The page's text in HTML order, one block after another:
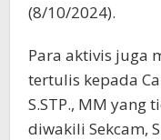
(8/10/2024).
Para aktivis juga
tertulis kepada
S.STP., MM yang
diwakili Sekcam,